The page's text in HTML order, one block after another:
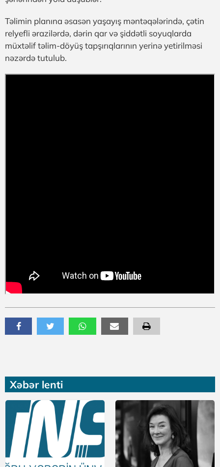
Xəbər lenti
Təlimin planına əsasən yaşayış məntəqələrində, çətin
relyefli ərazilərdə, dərin qar və şiddətli soyuqlarda
müxtəlif təlim-döyüş tapşırıqlarının yerinə yetirilməsi
nəzərdə tutulub.